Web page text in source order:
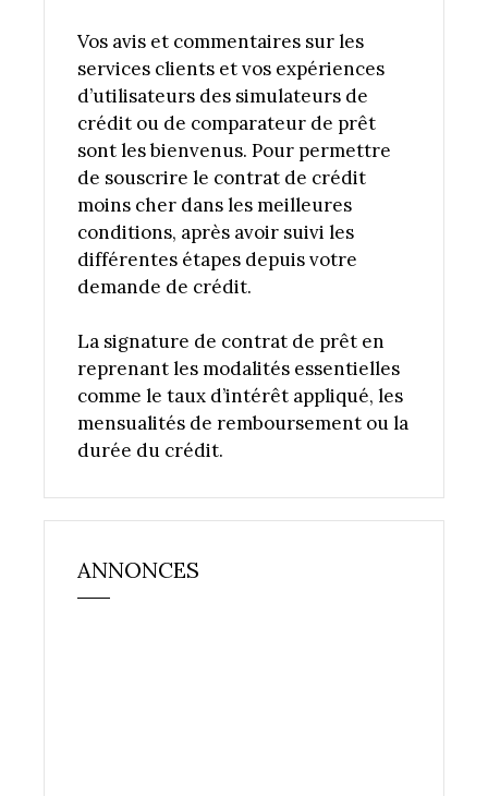
Vos avis et commentaires sur les
services clients et vos expériences
d’utilisateurs des simulateurs de
crédit ou de comparateur de prêt
sont les bienvenus. Pour permettre
de souscrire le contrat de crédit
moins cher dans les meilleures
conditions, après avoir suivi les
différentes étapes depuis votre
demande de crédit.
La signature de contrat de prêt en
reprenant les modalités essentielles
comme le taux d’intérêt appliqué, les
mensualités de remboursement ou la
durée du crédit.
ANNONCES